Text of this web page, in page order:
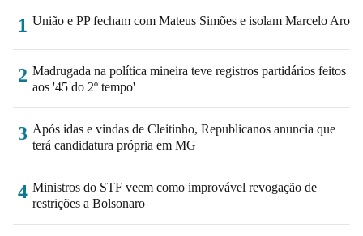
1 União e PP fecham com Mateus Simões e isolam Marcelo Aro
2 Madrugada na política mineira teve registros partidários feitos
aos '45 do 2º tempo'
3 Após idas e vindas de Cleitinho, Republicanos anuncia que
terá candidatura própria em MG
4 Ministros do STF veem como improvável revogação de
restrições a Bolsonaro